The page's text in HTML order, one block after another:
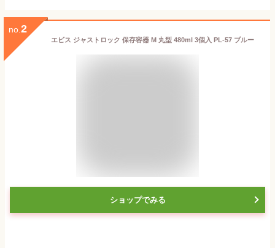
no. 2
エビス ジャストロック 保存容器 M 丸型 480ml 3個入 PL-57 ブルー
ショップでみる